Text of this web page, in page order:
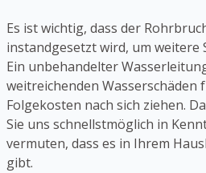
Es ist wichtig, dass der
instandgesetzt wird, um weitere
Ein unbehandelter
weitreichenden
Folgekosten nach sich ziehen.
Sie uns schnellstmöglich in
vermuten, dass es in Ihrem
gibt.